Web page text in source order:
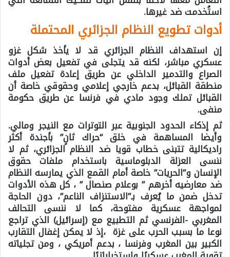
استُخدمت ضد غيرها.
أدوات تطويع النظام الجزائري المحتملة
إن استهداف النظام الجزائري قد لا يأخذ شكل غزو
عسكري مباشر، لكنه قد يتجلى في تفعيل بعض أدوات
الصراع والتدمير الداخلي عن طريق إعادة تفعيل ملف
منطقة القبائل، بدعم خارجي إعلامي وحقوقي خاصة أن
القبائل تملك وجود مادي في فرنسا عن طريق حكومة
منفى.
ثم إذكاء الحدود الجنوبية عبر التوترات مع النيجر ومالي.
وأيضا المساهمة في خلق “حراك ثانٍ” بأجندة أكثر
راديكالية تتبنى خطاب قويا ضد النظام الجزائري، ثم لا
ننسى العزلة الدبلوماسية باستخدام ملفات حقوق
الإنسان و”الحريات” خاصة أمام القمع الذي يمارسه النظام
ضد معارضيه أخرهم ” بوعلام صنصال ” ، كل هذه الأدوات
تدخل ضمن ما يُعرف بـ”الاستنزاف الناعم”، دون الحاجة
لمواجهة عسكرية مفتوحة، كما لا ننسى التحالف
المغربي -الفرنسي ثم التطبيع مع (إسرائيل) الذي تراجع
نوعا ما بسبب الحرب على غزة ،إذ لا يمكن إغفال التقارب
الكبير بين المغرب وفرنسا ، بدعم أمريكي ، ومن تجلياته